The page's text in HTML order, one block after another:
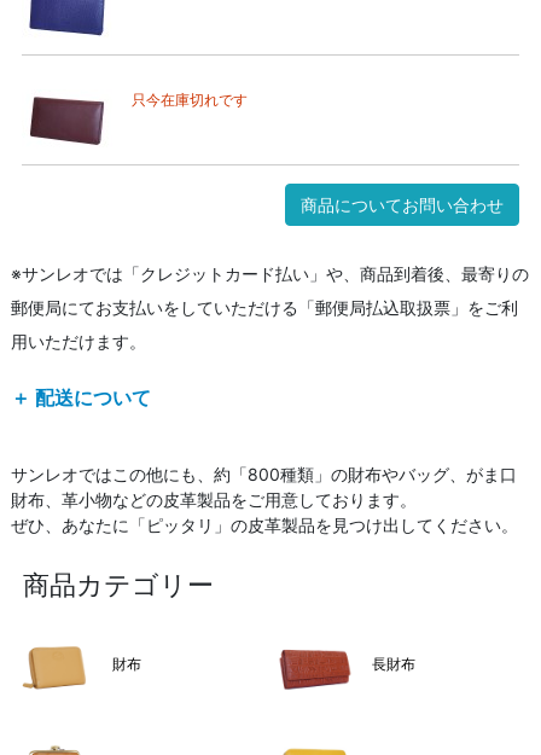
只今在庫切れです
商品についてお問い合わせ
※サンレオでは「クレジットカード払い」や、商品到着後、最寄りの
郵便局にてお支払いをしていただける「郵便局払込取扱票」をご利
用いただけます。
＋ 配送について
サンレオではこの他にも、約「800種類」の財布やバッグ、がま口
財布、革小物などの皮革製品をご用意しております。
ぜひ、あなたに「ピッタリ」の皮革製品を見つけ出してください。
商品カテゴリー
財布 長財布